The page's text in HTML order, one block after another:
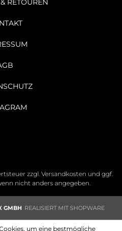
RETOUREN
zzgl. Versandkosten und ggf.
nicht anders angegeben.
GMBH REALISIERT MIT SHOPWARE
um eine bestmögliche